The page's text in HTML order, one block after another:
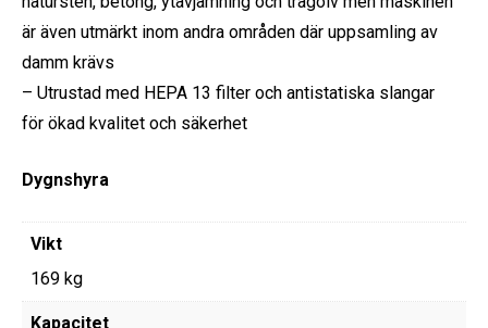
är även utmärkt inom andra områden där uppsamling av
damm krävs
– Utrustad med HEPA 13 filter och antistatiska slangar
för ökad kvalitet och säkerhet
Dygnshyra
Vikt
169 kg
Kapacitet